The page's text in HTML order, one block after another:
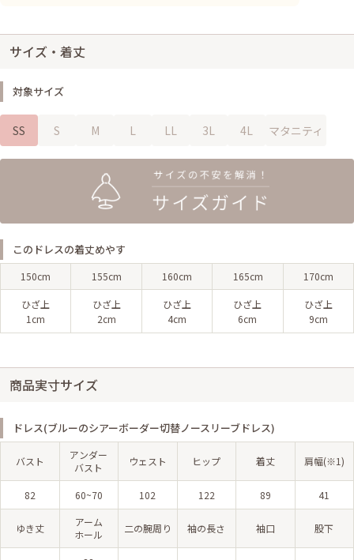
サイズ・着丈
対象サイズ
SS S M L LL 3L 4L マタニティ
このドレスの着丈めやす
150cm 155cm 160cm 165cm 170cm
ひざ上
1cm
ひざ上
2cm
ひざ上
4cm
ひざ上
6cm
ひざ上
9cm
商品実寸サイズ
ドレス(ブルーのシアーボーダー切替ノースリーブドレス)
バスト
アンダー
バスト
ウェスト ヒップ 着丈 肩幅(※1)
82 60~70 102 122 89 41
ゆき丈
アーム
ホール
二の腕周り 袖の長さ 袖口 股下